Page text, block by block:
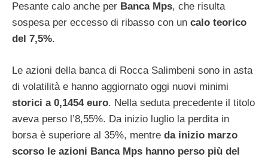
Pesante calo anche per Banca Mps, che risulta
sospesa per eccesso di ribasso con un calo teorico
del 7,5%.
Le azioni della banca di Rocca Salimbeni sono in asta
di volatilità e hanno aggiornato oggi nuovi minimi
storici a 0,1454 euro. Nella seduta precedente il titolo
aveva perso l’8,55%. Da inizio luglio la perdita in
borsa è superiore al 35%, mentre da inizio marzo
scorso le azioni Banca Mps hanno perso più del